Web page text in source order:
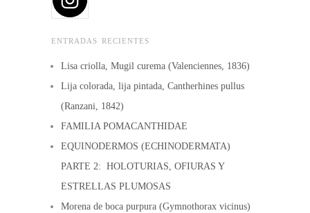
ENTRADAS RECIENTES
Lisa criolla, Mugil curema (Valenciennes, 1836)
Lija colorada, lija pintada, Cantherhines pullus
(Ranzani, 1842)
FAMILIA POMACANTHIDAE
EQUINODERMOS (ECHINODERMATA)
PARTE 2: HOLOTURIAS, OFIURAS Y
ESTRELLAS PLUMOSAS
Morena de boca purpura (Gymnothorax vicinus)